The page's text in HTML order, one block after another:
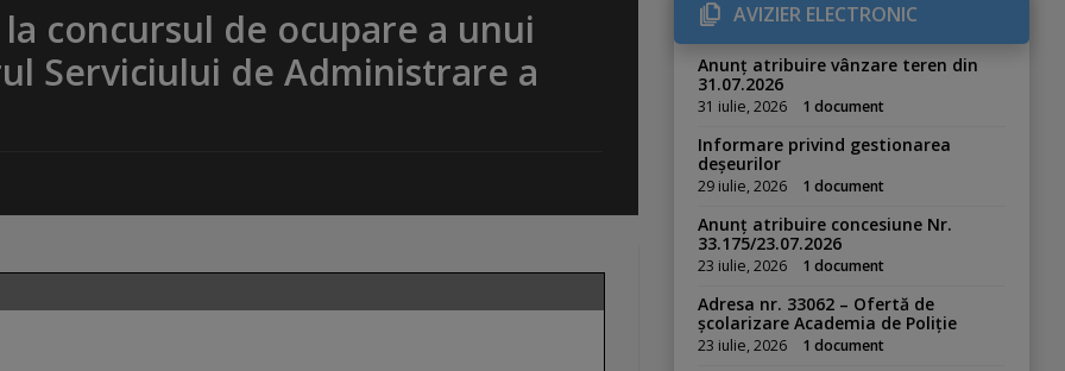
concursul de ocupare a unui
Serviciului de Administrare a
AVIZIER ELECTRONIC
Anunț atribuire vânzare teren din
31.07.2026
31 iulie, 2026 1 document
Informare privind gestionarea
deșeurilor
29 iulie, 2026 1 document
Anunț atribuire concesiune Nr.
33.175/23.07.2026
23 iulie, 2026 1 document
Adresa nr. 33062 – Ofertă de
școlarizare Academia de Poliție
23 iulie, 2026 1 document